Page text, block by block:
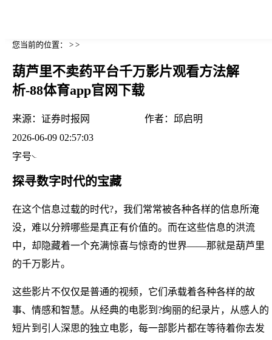
您当前的位置： > >
葫芦里不卖药平台千万影片观看方法解
析-88体育app官网下载
来源： 证券时报网 作者：
邱启明
2026-06-09 02:57:03
字号
探寻数字时代的宝藏
在这个信息过载的时代?，我们常常被各种各样的信息所淹
没，难以分辨哪些是真正有价值的。而在这些信息的洪流
中，却隐藏着一个充满惊喜与惊奇的世界——那就是葫芦里
的千万影片。
这些影片不仅仅是普通的视频，它们承载着各种各样的故
事、情感和智慧。从经典的电影到?绚丽的纪录片，从感人的
短片到引人深思的独立电影，每一部影片都在等待着你去发